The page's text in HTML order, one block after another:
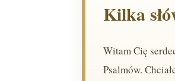
Kilka
Witam Cię
Psalmów.